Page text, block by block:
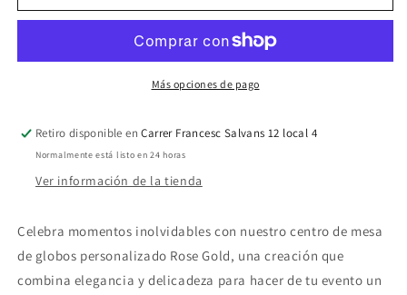
de
globos
unidades)
de
de
globos
Rose
unidades)
Más opciones de pago
Retiro disponible enCarrer Francesc Salvans 12 local 4
Normalmente está listo en 24 horas
Ver información de la tienda
Celebra momentos inolvidables con nuestro centro de mesa
de globos personalizado Rose Gold, una creación que
combina elegancia y delicadeza para hacer de tu evento un